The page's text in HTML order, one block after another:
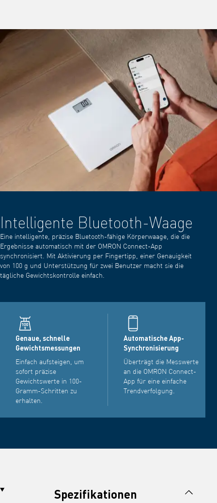
Intelligente Bluetooth-Waage
Eine intelligente, präzise Bluetooth-fähige Körperwaage, die die
Ergebnisse automatisch mit der OMRON Connect-App
synchronisiert. Mit Aktivierung per Fingertipp, einer Genauigkeit
von 100 g und Unterstützung für zwei Benutzer macht sie die
tägliche Gewichtskontrolle einfach.
Genaue, schnelle
Gewichtsmessungen
Einfach aufsteigen, um
sofort präzise
Gewichtswerte in 100-
Gramm-Schritten zu
erhalten.
Automatische App-
Synchronisierung
Überträgt die Messwerte
an die OMRON Connect-
App für eine einfache
Trendverfolgung.
Spezifikationen